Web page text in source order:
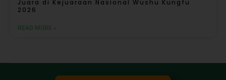
Juara di Kejuaraan Nasional Wushu Kungfu
2026
READ MORE »